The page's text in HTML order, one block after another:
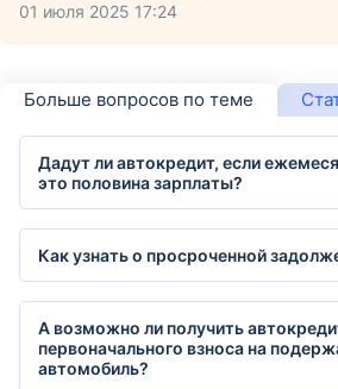
01 июля 2025 17:24
Больше вопросов по теме
Дадут ли автокредит, если
это половина зарплаты?
Как узнать о просроченной
А возможно ли получить
первоначального взноса на
автомобиль?